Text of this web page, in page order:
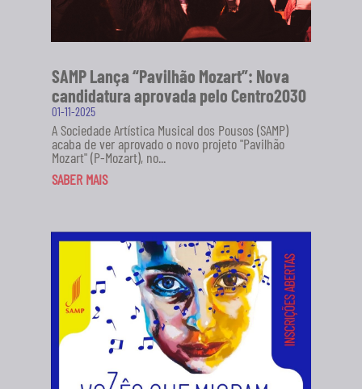
SAMP Lança “Pavilhão Mozart”: Nova
candidatura aprovada pelo Centro2030
01-11-2025
A Sociedade Artística Musical dos Pousos (SAMP)
acaba de ver aprovado o novo projeto "Pavilhão
Mozart" (P-Mozart), no...
SABER MAIS